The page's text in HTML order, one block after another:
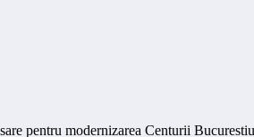
pentru modernizarea Centurii